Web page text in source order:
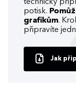
technicky
potisk.
grafikům.
připravíte
Jak